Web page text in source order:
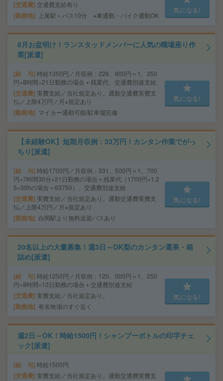
交通費 交通費支給有り
勤務地 上尾駅～バス10分 ※車通勤・バイク通勤OK
気になる!
8月お盆明け！ランスタッドメンバーに人気の職場座り作
業[派遣]
給 与 時給1350円／月収例：226、800円＝1、350
円×8時間×21日勤務の場合＋残業代、交通費別途支給
交通費 実費支給／当社規定あり。通勤交通費実費支
払／上限4万円／月※規定あり
勤務地 マイカー通勤可能/駐車場完備
気になる!
【未経験OK】短期月収例：33万円！カンタン作業でがっ
ちり[派遣]
給 与 時給1700円／月収例：331、500円＝1、700
円×7時間30分×21日勤務の場合＋残業代（1700円×1.2
5×30hの場合＝63750）、交通費別途支給
交通費 実費支給／当社規定あり。通勤交通費実費支
払／上限4万円／月※規定あり
勤務地 白岡駅より無料送迎バスあり
気になる!
20名以上の大量募集！週3日～OK梨のカンタン選果・箱
詰め[派遣]
給 与 時給1250円／月収例：120、000円＝1、250
円×8時間×12日勤務の場合＋交通費別途支給
交通費 実費支給／当社規定あり。
勤務地 有名牧場のすぐ近く
気になる!
週2日～OK！時給1500円！シャンプーボトルの印字チェ
ック[派遣]
給 与 時給1500円
交通費 実費支給／当社規定あり。通勤交通費実費支